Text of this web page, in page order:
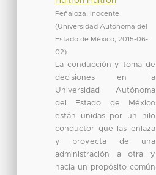
Peñaloza, Inocente
(Universidad Autónoma del
Estado de México, 2015-06-
02)
La conducción y toma de
decisiones en la
Universidad Autónoma
del Estado de México
están unidas por un hilo
conductor que las enlaza
y proyecta de una
administración a otra y
hacia un propósito común